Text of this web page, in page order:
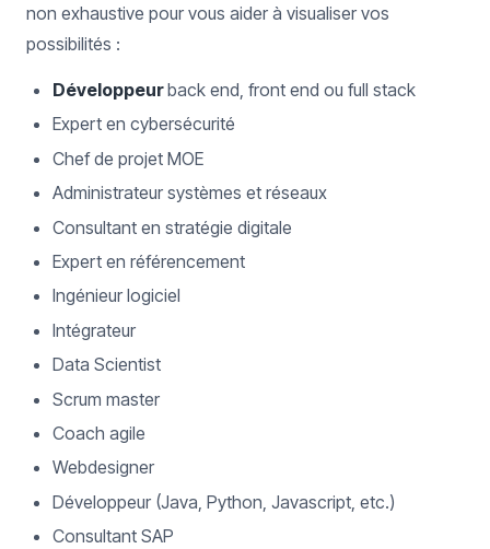
non exhaustive pour vous aider à visualiser vos
possibilités :
Développeurback end, front end ou full stack
Expert en cybersécurité
Chef de projet MOE
Administrateur systèmes et réseaux
Consultant en stratégie digitale
Expert en référencement
Ingénieur logiciel
Intégrateur
Data Scientist
Scrum master
Coach agile
Webdesigner
Développeur (Java, Python, Javascript, etc.)
Consultant SAP